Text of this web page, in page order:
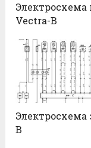
Электросхема
Vectra-B
Электросхема
B